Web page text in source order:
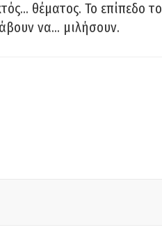
θέματος. Το επίπεδο το
να… μιλήσουν.